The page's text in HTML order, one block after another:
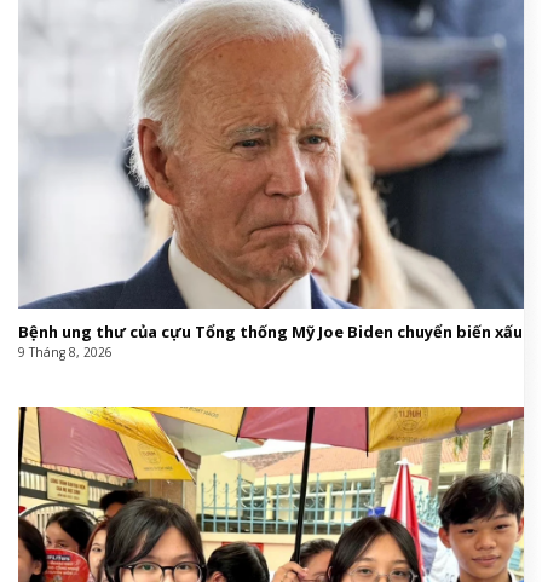
Bệnh ung thư của cựu Tổng thống Mỹ Joe Biden chuyển biến xấu
9 Tháng 8, 2026